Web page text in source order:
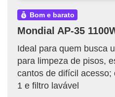
bom e barato
Mondial AP-35
Ideal para quem busca
para limpeza de pisos,
cantos de difícil acesso;
1 e filtro lavável